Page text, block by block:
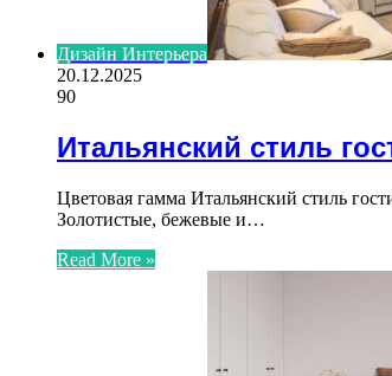
Дизайн Интерьера
20.12.2025
90
Итальянский стиль
Цветовая гамма Итальянский стиль
Золотистые, бежевые и…
Read More »